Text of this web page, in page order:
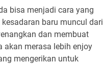
bisa menjadi cara yang
baru muncul dari
dan membuat
akan merasa lebih enjoy
mengerikan untuk